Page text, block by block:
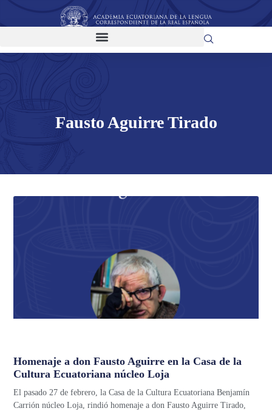
Fausto Aguirre Tirado
Homenaje a don Fausto Aguirre en la Casa de la
Cultura Ecuatoriana núcleo Loja
El pasado 27 de febrero, la Casa de la Cultura Ecuatoriana Benjamín
Carrión núcleo Loja, rindió homenaje a don Fausto Aguirre Tirado,